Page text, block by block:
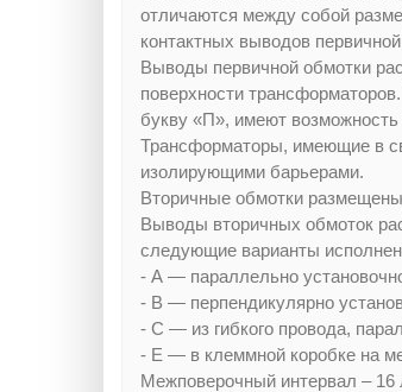
отличаются между собой
контактных выводов
Выводы первичной обмотки
поверхности
букву «П», имеют
Трансформаторы, имеющие в
изолирующими барьерами.
Вторичные обмотки
Выводы вторичных обмоток
следующие варианты
- А — параллельно
- В — перпендикулярно
- С — из гибкого провода,
- Е — в клеммной коробке на
Межповерочный интервал – 16